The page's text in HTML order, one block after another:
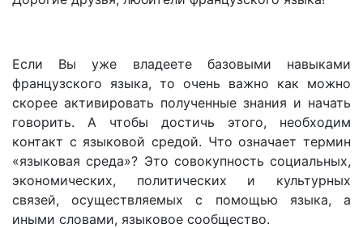
Если Вы уже владеете базовыми навыками
французского языка, то очень важно как можно
скорее активировать полученные знания и начать
говорить. А чтобы достичь этого, необходим
контакт с языковой средой. Что означает термин
«языковая среда»? Это совокупность социальных,
экономических, политических и культурных
связей, осуществляемых с помощью языка, а
иными словами, языковое сообщество.